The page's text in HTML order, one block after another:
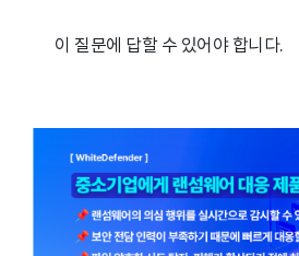
이 질문에 답할 수 있어야 합니다.